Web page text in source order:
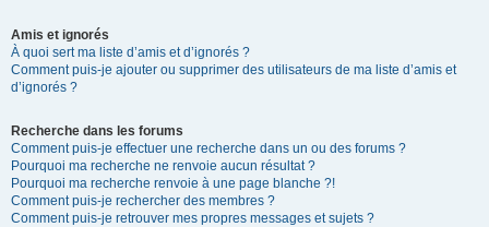
Amis et ignorés
À quoi sert ma liste d’amis et d’ignorés ?
Comment puis-je ajouter ou supprimer des utilisateurs de ma liste d’amis et
d’ignorés ?
Recherche dans les forums
Comment puis-je effectuer une recherche dans un ou des forums ?
Pourquoi ma recherche ne renvoie aucun résultat ?
Pourquoi ma recherche renvoie à une page blanche ?!
Comment puis-je rechercher des membres ?
Comment puis-je retrouver mes propres messages et sujets ?